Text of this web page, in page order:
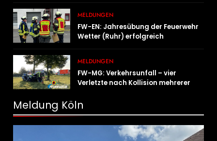
MELDUNGEN
FW-EN: Jahresübung der Feuerwehr
Wetter (Ruhr) erfolgreich
MELDUNGEN
FW-MG: Verkehrsunfall – vier
Verletzte nach Kollision mehrerer
Meldung Köln